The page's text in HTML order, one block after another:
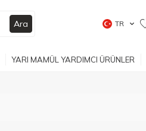
Ara TR
YARI MAMÜL YARDIMCI ÜRÜNLER